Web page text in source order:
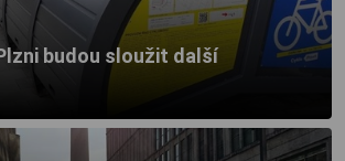
budou sloužit další